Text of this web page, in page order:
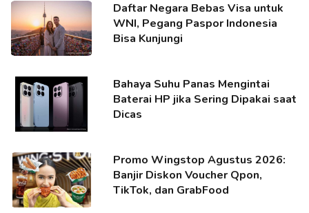
Daftar Negara Bebas Visa untuk
WNI, Pegang Paspor Indonesia
Bisa Kunjungi
Bahaya Suhu Panas Mengintai
Baterai HP jika Sering Dipakai saat
Dicas
Promo Wingstop Agustus 2026:
Banjir Diskon Voucher Qpon,
TikTok, dan GrabFood